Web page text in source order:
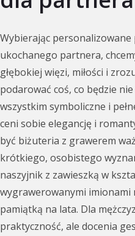
Wybierając
ukochanego partnera,
głębokiej więzi, miłości i
podarować coś, co będzie
wszystkim symboliczne i
ceni sobie elegancję i
być biżuteria z grawerem
krótkiego, osobistego
naszyjnik z zawieszką w
wygrawerowanymi imionami
pamiątką na lata. Dla
praktyczność, ale docenia